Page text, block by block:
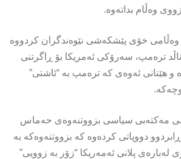
وەڵام بداتەوە.
خۆی پێشکەشی نێوەندگران کردووە
ترەمپ، سەرۆکی ئەمریکا بۆ ڕاگرتنی
هێنانی ئەوەی کە ترەمپ بە “ئاشتی”
مەکتەبی سیاسی بزووتنەوەی حەماس
دووپاتی کردەوە کە بزووتنەوەکە بە
لەبارەی پلانی ئەمەریکا “زۆر بە زوویی”